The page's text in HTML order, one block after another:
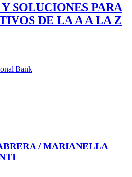
SOLUCIONES PARA
DE LA A A LA Z
/ MARIANELLA